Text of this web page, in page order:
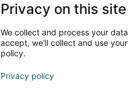
Privacy on this site
We collect and process your
accept, we'll collect and use
policy.
Privacy policy